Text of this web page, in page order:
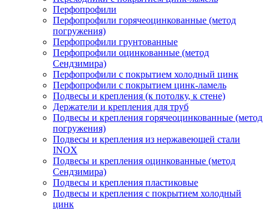
Перфопрофили
Перфопрофили горячеоцинкованные (метод
погружения)
Перфопрофили грунтованные
Перфопрофили оцинкованные (метод
Сендзимира)
Перфопрофили с покрытием холодный цинк
Перфопрофили с покрытием цинк-ламель
Подвесы и крепления (к потолку, к стене)
Держатели и крепления для труб
Подвесы и крепления горячеоцинкованные (метод
погружения)
Подвесы и крепления из нержавеющей стали
INOX
Подвесы и крепления оцинкованные (метод
Сендзимира)
Подвесы и крепления пластиковые
Подвесы и крепления с покрытием холодный
цинк